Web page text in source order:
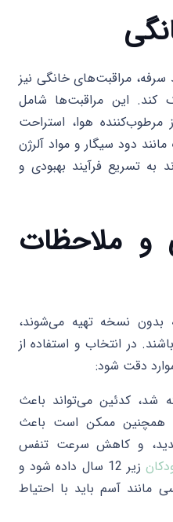
سرفه، مراقبت‌های خانگی نیز
کند. این مراقبت‌ها شامل
مرطوب‌کننده هوا، استراحت
دود سیگار و مواد آلرژن
به تسریع فرآیند بهبودی و
و ملاحظات
بدون نسخه تهیه می‌شوند،
در انتخاب و استفاده از
دقت شود:
شد، کدئین می‌تواند باعث
همچنین ممکن است باعث
و کاهش سرعت تنفس
زیر 12 سال داده شود و
مانند آسم باید با احتیاط